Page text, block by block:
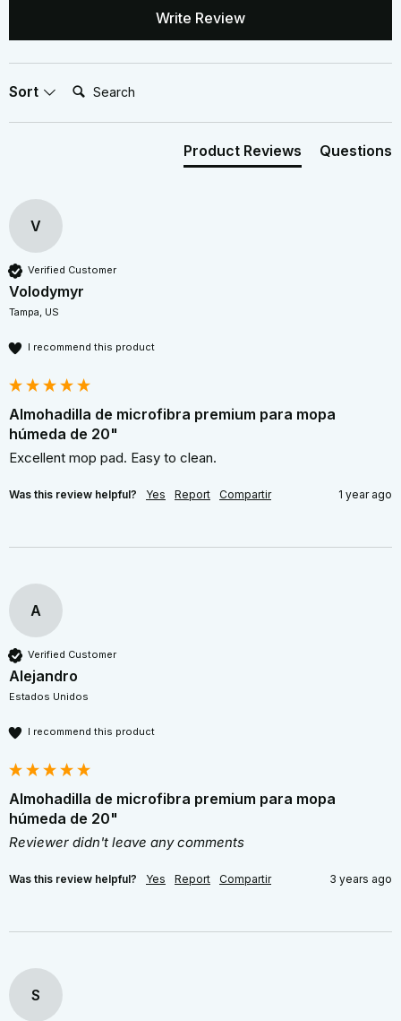
Write Review
Sort
Search:
Product Reviews Questions
V
Verified Customer
Volodymyr
Tampa, US
I recommend this product
Almohadilla de microfibra premium para mopa
húmeda de 20"
Excellent mop pad. Easy to clean.
Was this review helpful? Yes Report Compartir 1 year ago
A
Verified Customer
Alejandro
Estados Unidos
I recommend this product
Almohadilla de microfibra premium para mopa
húmeda de 20"
Reviewer didn't leave any comments
Was this review helpful? Yes Report Compartir 3 years ago
S